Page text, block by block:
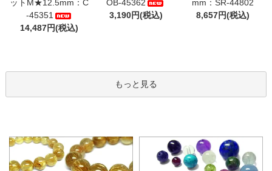
ットM★12.5mm：C
-45351
14,487円(税込)
OB-45362
3,190円(税込)
mm：SR-44802
8,657円(税込)
もっと見る